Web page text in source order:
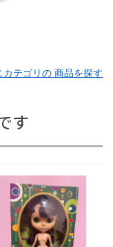
カテゴリの 商品を探す
す